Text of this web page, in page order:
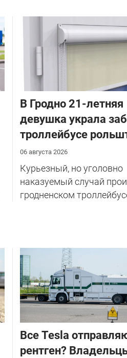
В Гродно 21-летняя
девушка украла
троллейбусе
06 августа 2026
Курьезный, но уголовно
наказуемый случай
гродненском
Все Tesla
рентген?